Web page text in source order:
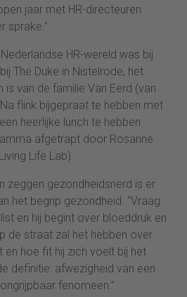
jaar met HR-directeuren
sprake.”
HR-wereld was bij
The Duke in Nistelrode, het
van de familie Van Eerd (van
flink bijgepraat te hebben met
heerlijke lunch te hebben
afgetrapt door Rosanne
Life Lab).
zeggen gezondheidsnerd is er
het begrip gezondheid. “Vraag
en hij begint over bloeddruk en
de straat zal het hebben over
en hoe fit hij zich voelt bij het
definitie: afwezigheid van een
fenomeen.”